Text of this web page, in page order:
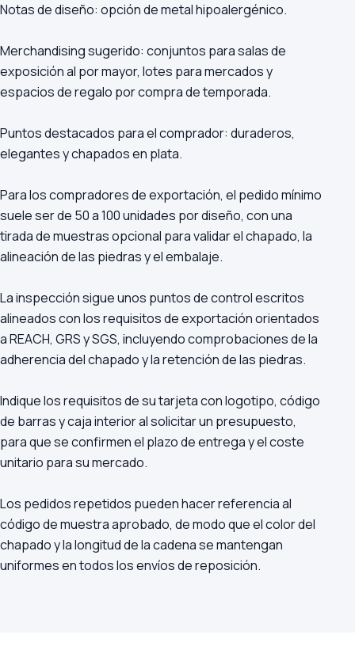
Notas de diseño: opción de metal hipoalergénico.
Merchandising sugerido: conjuntos para salas de
exposición al por mayor, lotes para mercados y
espacios de regalo por compra de temporada.
Puntos destacados para el comprador: duraderos,
elegantes y chapados en plata.
Para los compradores de exportación, el pedido mínimo
suele ser de 50 a 100 unidades por diseño, con una
tirada de muestras opcional para validar el chapado, la
alineación de las piedras y el embalaje.
La inspección sigue unos puntos de control escritos
alineados con los requisitos de exportación orientados
a REACH, GRS y SGS, incluyendo comprobaciones de la
adherencia del chapado y la retención de las piedras.
Indique los requisitos de su tarjeta con logotipo, código
de barras y caja interior al solicitar un presupuesto,
para que se confirmen el plazo de entrega y el coste
unitario para su mercado.
Los pedidos repetidos pueden hacer referencia al
código de muestra aprobado, de modo que el color del
chapado y la longitud de la cadena se mantengan
uniformes en todos los envíos de reposición.